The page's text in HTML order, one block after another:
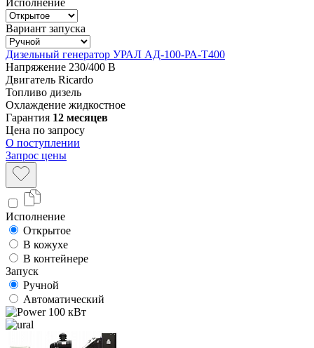
Вариант запуска
Дизельный генератор УРАЛ АД-100-РА-Т400
Напряжение 230/400 В
Двигатель Ricardo
Топливо дизель
Охлаждение жидкостное
Гарантия 12 месяцев
Цена по запросу
О поступлении
Запрос цены
Исполнение
Открытое
В кожухе
В контейнере
Запуск
Ручной
Автоматический
100 кВт